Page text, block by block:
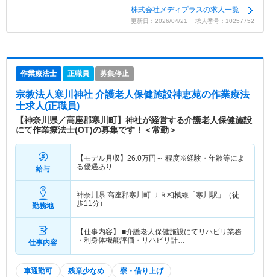
株式会社メディプラスの求人一覧
更新日：2026/04/21 求人番号：10257752
作業療法士 正職員 募集停止
宗教法人寒川神社 介護老人保健施設神恵苑の作業療法
士求人(正職員)
【神奈川県／高座郡寒川町】神社が経営する介護老人保健施設
にて作業療法士(OT)の募集です！＜常勤＞
給与
【モデル月収】 26.0万円～ 程度※経験・年齢等によ
る優遇あり
勤務地
神奈川県 高座郡寒川町 ＪＲ相模線「寒川駅」（徒
歩11分）
仕事内容
【仕事内容】 ■介護老人保健施設にてリハビリ業務
・利身体機能評価・リハビリ計…
車通勤可 残業少なめ 寮・借り上げ